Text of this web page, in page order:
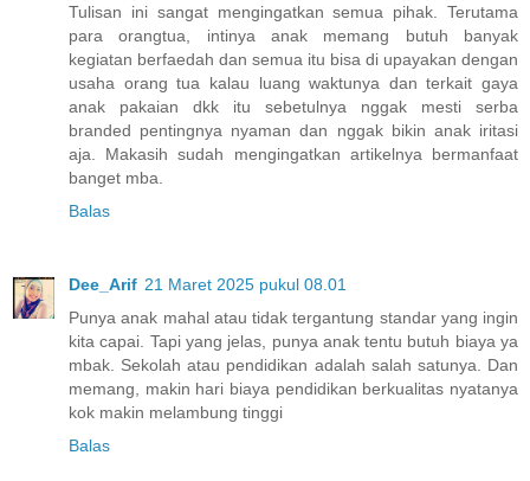
Tulisan ini sangat mengingatkan semua pihak. Terutama
para orangtua, intinya anak memang butuh banyak
kegiatan berfaedah dan semua itu bisa di upayakan dengan
usaha orang tua kalau luang waktunya dan terkait gaya
anak pakaian dkk itu sebetulnya nggak mesti serba
branded pentingnya nyaman dan nggak bikin anak iritasi
aja. Makasih sudah mengingatkan artikelnya bermanfaat
banget mba.
Balas
Dee_Arif 21 Maret 2025 pukul 08.01
Punya anak mahal atau tidak tergantung standar yang ingin
kita capai. Tapi yang jelas, punya anak tentu butuh biaya ya
mbak. Sekolah atau pendidikan adalah salah satunya. Dan
memang, makin hari biaya pendidikan berkualitas nyatanya
kok makin melambung tinggi
Balas